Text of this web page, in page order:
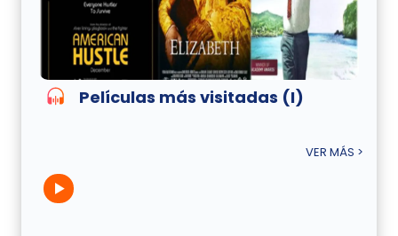
Películas más visitadas (I)
VER MÁS >